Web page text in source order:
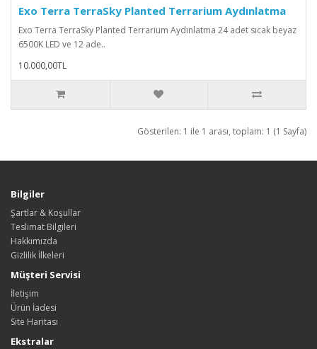
Exo Terra TerraSky Planted Terrarium Aydınlatma
Exo Terra TerraSky Planted Terrarium Aydınlatma 24 adet sıcak beyaz
6500K LED ve 12 ade..
10.000,00TL
Gösterilen: 1 ile 1 arası, toplam: 1 (1 Sayfa)
Bilgiler
Şartlar & Koşullar
Teslimat Bilgileri
Hakkımızda
Gizlilik İlkeleri
Müşteri Servisi
İletişim
Ürün İadesi
Site Haritası
Ekstralar